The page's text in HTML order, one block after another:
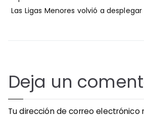
entradas
Las Ligas Menores volvió a
Deja un
Tu dirección de correo electrónico